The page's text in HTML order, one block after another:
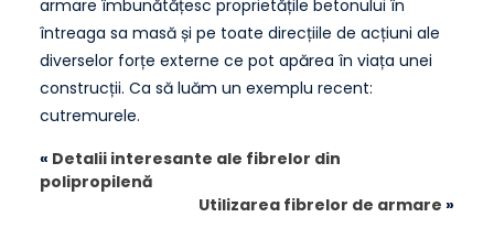
armare îmbunătățesc proprietățile betonului în
întreaga sa masă și pe toate direcțiile de acțiuni ale
diverselor forțe externe ce pot apărea în viața unei
construcții. Ca să luăm un exemplu recent:
cutremurele.
« Detalii interesante ale fibrelor din
polipropilenă
Utilizarea fibrelor de armare »